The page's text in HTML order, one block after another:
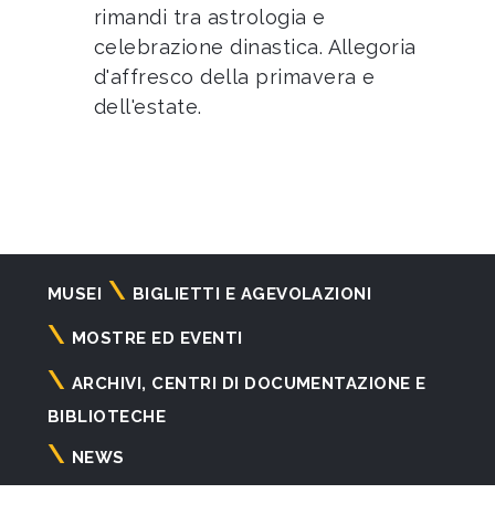
rimandi tra astrologia e
celebrazione dinastica. Allegoria
d'affresco della primavera e
dell'estate.
Navigazione
principale
MUSEI BIGLIETTI E AGEVOLAZIONI
MOSTRE ED EVENTI
ARCHIVI, CENTRI DI DOCUMENTAZIONE E
BIBLIOTECHE
NEWS